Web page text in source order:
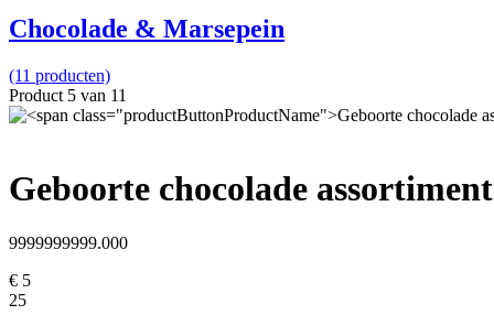
Chocolade & Marsepein
(11 producten)
Product 5 van 11
Geboorte chocolade assortiment
9999999999.000
€ 5
25